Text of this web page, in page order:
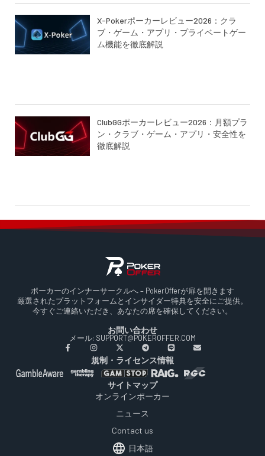
X-Pokerポーカーレビュー2026：クラ
ブ・ゲーム・アプリ・プライベートゲー
ム機能を徹底解説
ClubGGポーカーレビュー2026：月額プラ
ン・クラブ・ゲーム・アプリ・安全性を
徹底解説
ポーカーのインナーサークルへ – PokerOfferが扉を開きます
厳選されたプラットフォームとインサイダー特典を安全にご提供。
今すぐご連絡いただき、あなたの席を確保してください。
お問い合わせ
メール: SUPPORT@POKEROFFER.COM
規制・ライセンス情報
サイトマップ
オンラインポーカー
ニュース
Contact us
日本語